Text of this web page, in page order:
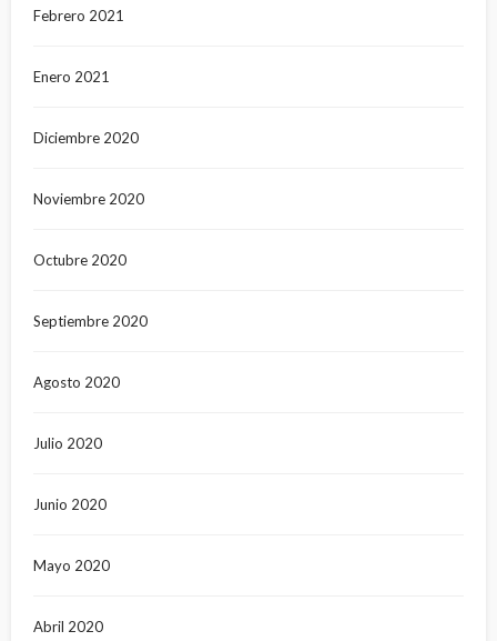
Febrero 2021
Enero 2021
Diciembre 2020
Noviembre 2020
Octubre 2020
Septiembre 2020
Agosto 2020
Julio 2020
Junio 2020
Mayo 2020
Abril 2020